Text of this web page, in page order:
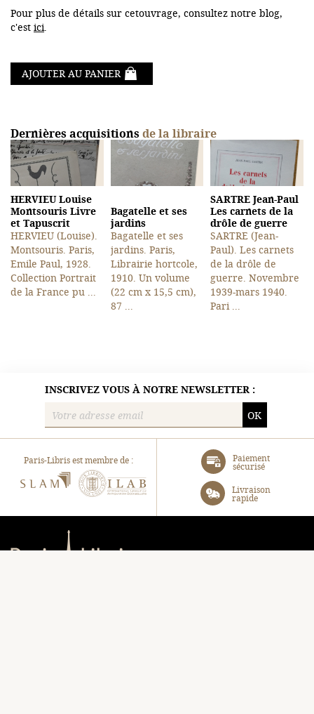
Pour plus de détails sur cetouvrage, consultez notre blog,
c'est ici
AJOUTER AU PANIER
Dernières acquisitionsde la libraire
HERVIEU Louise
Montsouris Livre
et Tapuscrit
HERVIEU (Louise).
Montsouris. Paris,
Emile Paul, 1928.
Collection Portrait
de la France pu ...
Bagatelle et ses
jardins
Bagatelle et ses
jardins. Paris,
Librairie hortcole,
1910. Un volume
(22 cm x 15,5 cm),
87 ...
SARTRE Jean-Paul
Les carnets de la
drôle de guerre
SARTRE (Jean-
Paul). Les carnets
de la drôle de
guerre. Novembre
1939-mars 1940.
Pari ...
INSCRIVEZ VOUS À NOTRE NEWSLETTER :
OK
Paris-Libris est membre de :
SLAM
Paiement
sécurisé
Livraison
rapide